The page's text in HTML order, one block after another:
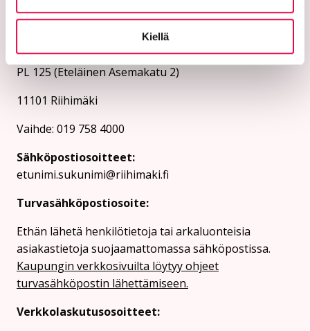
Kiellä
PL 125 (Eteläinen Asemakatu 2)
11101 Riihimäki
Vaihde: 019 758 4000
Sähköpostiosoitteet:
etunimi.sukunimi@riihimaki.fi
Turvasähköpostiosoite:
Ethän lähetä henkilötietoja tai arkaluonteisia
asiakastietoja suojaamattomassa sähköpostissa.
Kaupungin verkkosivuilta löytyy ohjeet
turvasähköpostin lähettämiseen.
Verkkolaskutusosoitteet: